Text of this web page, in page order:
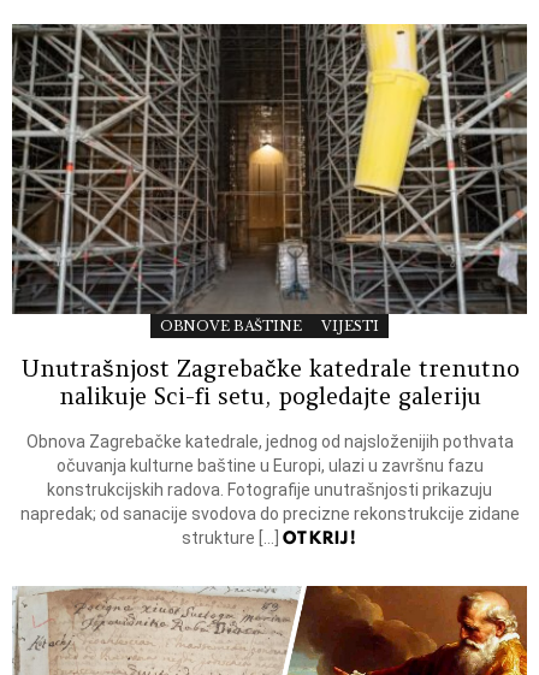
OBNOVE BAŠTINE VIJESTI
Unutrašnjost Zagrebačke katedrale trenutno
nalikuje Sci-fi setu, pogledajte galeriju
Obnova Zagrebačke katedrale, jednog od najsloženijih pothvata
očuvanja kulturne baštine u Europi, ulazi u završnu fazu
konstrukcijskih radova. Fotografije unutrašnjosti prikazuju
napredak; od sanacije svodova do precizne rekonstrukcije zidane
strukture […] OTKRIJ!